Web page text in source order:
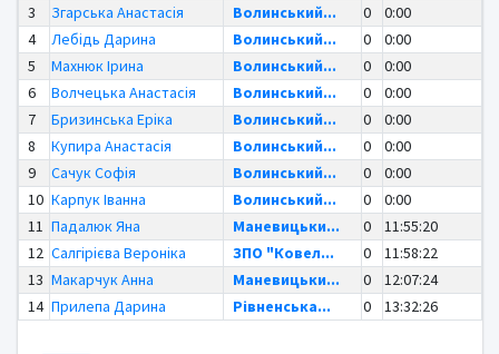
3
Згарська Анастасія Волинський... 0
0:00
4
Лебідь Дарина Волинський... 0
0:00
5
Махнюк Ірина Волинський... 0
0:00
6
Волчецька Анастасія Волинський... 0
0:00
7
Бризинська Еріка Волинський... 0
0:00
8
Купира Анастасія Волинський... 0
0:00
9
Сачук Софія Волинський... 0
0:00
10 Карпук Іванна Волинський... 0
0:00
11 Падалюк Яна Маневицьки... 0
11:55:20
12 Салгірієва Вероніка ЗПО "Ковел... 0
11:58:22
13 Макарчук Анна Маневицьки... 0
12:07:24
14 Прилепа Дарина Рівненська... 0 13:32:26